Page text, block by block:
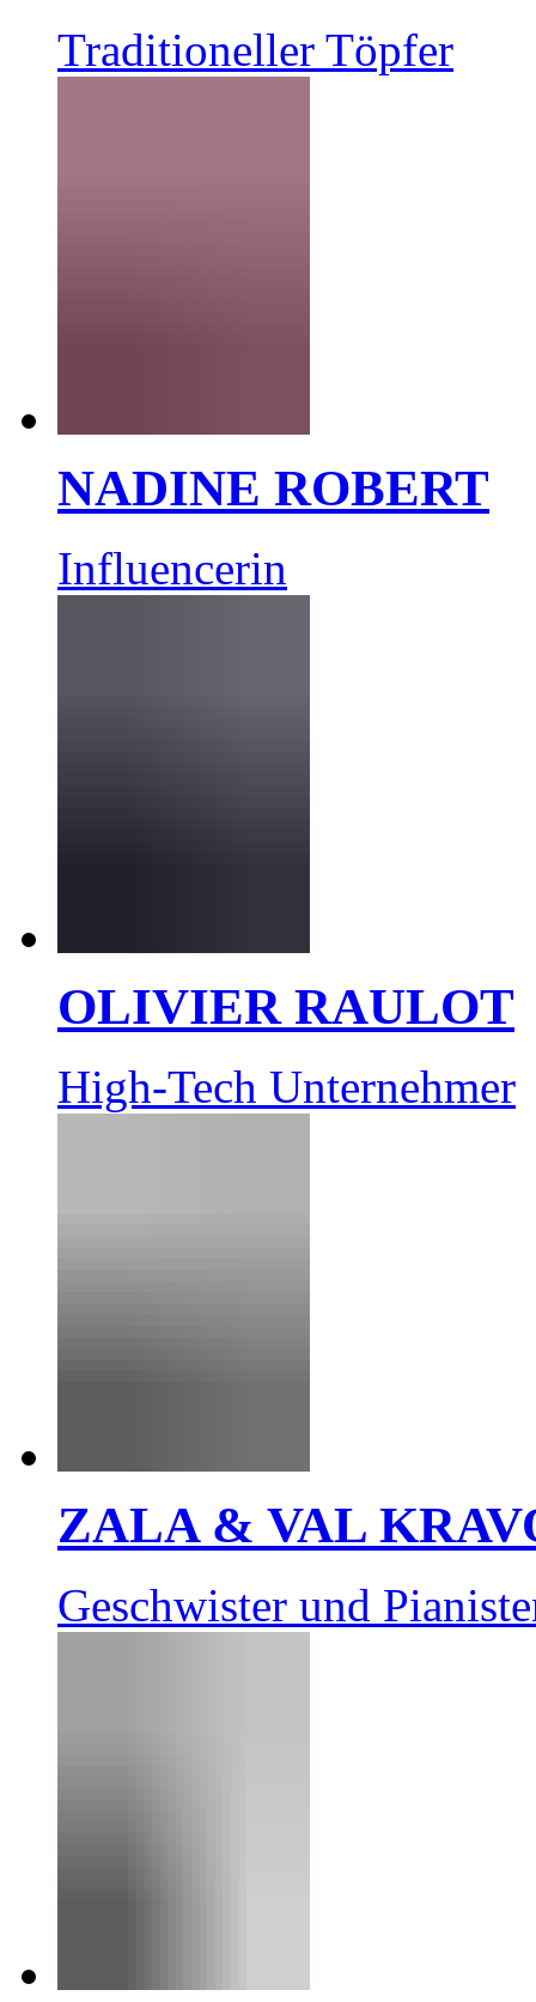
Traditioneller Töpfer
NADINE ROBERT
Influencerin
OLIVIER RAULOT
High-Tech Unternehmer
ZALA & VAL
Geschwister und